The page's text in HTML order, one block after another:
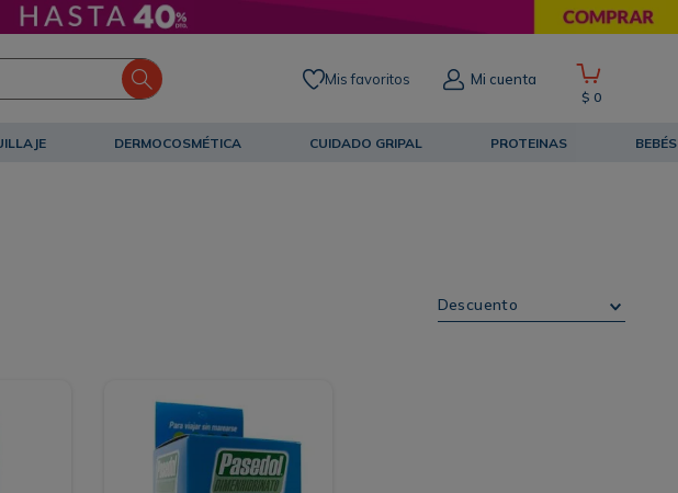
Mis favoritos Mi cuenta
$ 0
DERMOCOSMÉTICA CUIDADO GRIPAL PROTEINAS BEBÉS
Descuento